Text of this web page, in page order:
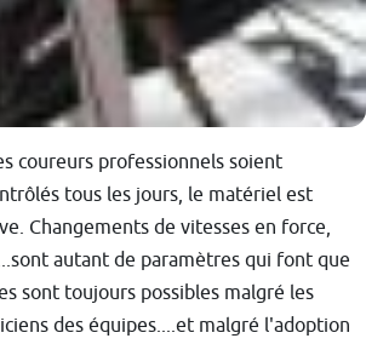
coureurs professionnels soient
tous les jours, le matériel est
Changements de vitesses en force,
autant de paramètres qui font que
sont toujours possibles malgré les
des équipes....et malgré l'adoption